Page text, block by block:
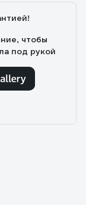
чтобы
под рукой